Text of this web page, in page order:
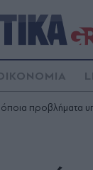
όποια προβλήματα